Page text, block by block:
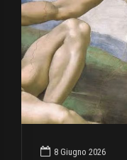
8 Giugno 2026